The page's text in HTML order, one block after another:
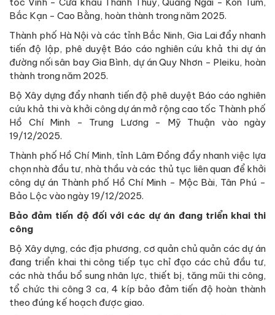
Bắc Kạn - Cao Bằng, hoàn thành trong năm 2025.
Thành phố Hà Nội và các tỉnh Bắc Ninh, Gia Lai đẩy nhanh
tiến độ lập, phê duyệt Báo cáo nghiên cứu khả thi dự án
đường nối sân bay Gia Bình, dự án Quy Nhơn - Pleiku, hoàn
thành trong năm 2025.
Bộ Xây dựng đẩy nhanh tiến độ phê duyệt Báo cáo nghiên
cứu khả thi và khởi công dự án mở rộng cao tốc Thành phố
Hồ Chí Minh - Trung Lương - Mỹ Thuận vào ngày
19/12/2025.
Thành phố Hồ Chí Minh, tỉnh Lâm Đồng đẩy nhanh việc lựa
chọn nhà đầu tư, nhà thầu và các thủ tục liên quan để khởi
công dự án Thành phố Hồ Chí Minh - Mộc Bài, Tân Phú -
Bảo Lộc vào ngày 19/12/2025.
Bảo đảm tiến độ đối với các dự án đang triển khai thi
công
Bộ Xây dựng, các địa phương, cơ quản chủ quản các dự án
đang triển khai thi công tiếp tục chỉ đạo các chủ đầu tư,
các nhà thầu bổ sung nhân lực, thiết bị, tăng mũi thi công,
tổ chức thi công 3 ca, 4 kíp bảo đảm tiến độ hoàn thành
theo đúng kế hoạch được giao.